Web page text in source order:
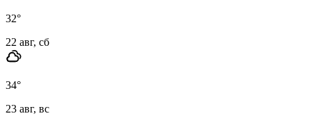
32°
22 авг, сб
34°
23 авг, вс